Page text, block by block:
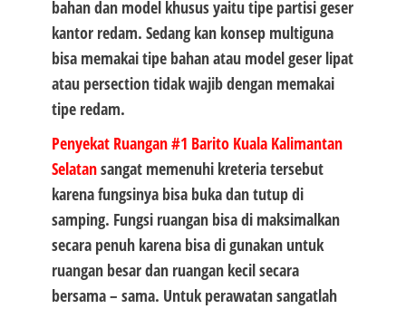
bahan dan model khusus yaitu tipe partisi geser
kantor redam. Sedang kan konsep multiguna
bisa memakai tipe bahan atau model geser lipat
atau persection tidak wajib dengan memakai
tipe redam.
Penyekat Ruangan #1 Barito Kuala Kalimantan
Selatansangat memenuhi kreteria tersebut
karena fungsinya bisa buka dan tutup di
samping. Fungsi ruangan bisa di maksimalkan
secara penuh karena bisa di gunakan untuk
ruangan besar dan ruangan kecil secara
bersama – sama. Untuk perawatan sangatlah